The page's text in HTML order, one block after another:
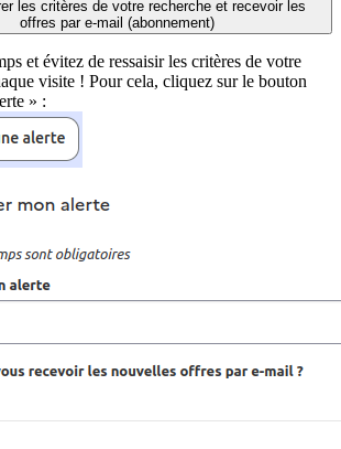
les critères de votre recherche et recevoir les
offres par e-mail (abonnement)
et évitez de ressaisir les critères de votre
visite ! Pour cela, cliquez sur le bouton
» :